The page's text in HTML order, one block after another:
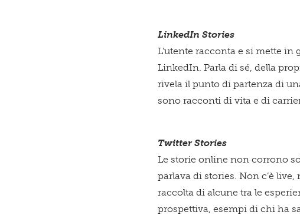
LinkedIn Stories
L’utente racconta e si mette
LinkedIn. Parla di sé, della
rivela il punto di partenza di
sono racconti di vita e di
Twitter Stories
Le storie online non corrono
parlava di stories. Non c’è
raccolta di alcune tra le
prospettiva, esempi di chi ha